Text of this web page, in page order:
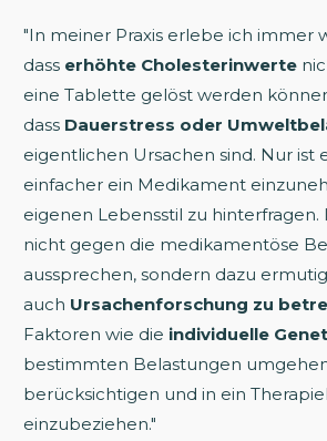
"In meiner Praxis erlebe ich immer
dass erhöhte Cholesterinwerte
eine Tablette gelöst werden
dass Dauerstress oder
eigentlichen Ursachen sind. Nur ist
einfacher ein Medikament
eigenen Lebensstil zu
nicht gegen die medikamentöse
aussprechen, sondern dazu
auch Ursachenforschung zu
Faktoren wie die individuelle
bestimmten Belastungen
berücksichtigen und in ein
einzubeziehen."